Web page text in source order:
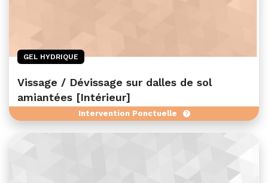
GEL HYDRIQUE
Vissage / Dévissage sur dalles de sol
amiantées [Intérieur]
Intervention Ponctuelle